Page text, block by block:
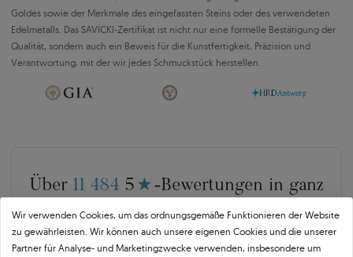
Goldes sowie der Merkmale des eingefassten Steins oder des verwendeten
Edelmetalls. Das SAVICKI-Zertifikat ist nicht nur eine formelle Bestätigung der
Qualität, sondern auch ein Beweis für die Kunstfertigkeit, Präzision und
Verantwortung, mit der wir jedes Schmuckstück herstellen.
Über 11 484 5 ★ -Bewertungen in ganz
Europa
GEPRÜFTE BEWERTUNGEN UNSERER KUNDEN
Wir verwenden Cookies, um das ordnungsgemäße Funktionieren der Website
zu gewährleisten. Wir können auch unsere eigenen Cookies und die unserer
Partner für Analyse- und Marketingzwecke verwenden, insbesondere um